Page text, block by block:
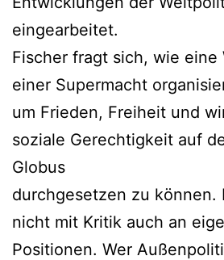
eingearbeitet.
Fischer fragt sich, wie eine
einer Supermacht
um Frieden, Freiheit und
soziale Gerechtigkeit auf
Globus
durchgesetzen zu können.
nicht mit Kritik auch an
Positionen. Wer